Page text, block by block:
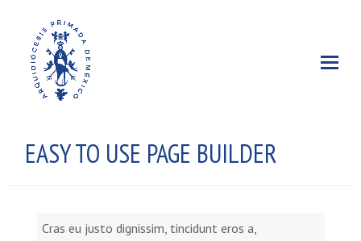
EASY TO USE PAGE BUILDER
Cras eu justo dignissim, tincidunt eros a,